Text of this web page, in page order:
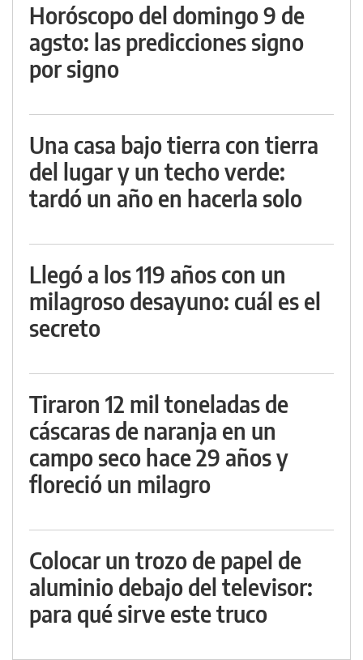
Horóscopo del domingo 9 de
agsto: las predicciones signo
por signo
Una casa bajo tierra con tierra
del lugar y un techo verde:
tardó un año en hacerla solo
Llegó a los 119 años con un
milagroso desayuno: cuál es el
secreto
Tiraron 12 mil toneladas de
cáscaras de naranja en un
campo seco hace 29 años y
floreció un milagro
Colocar un trozo de papel de
aluminio debajo del televisor:
para qué sirve este truco